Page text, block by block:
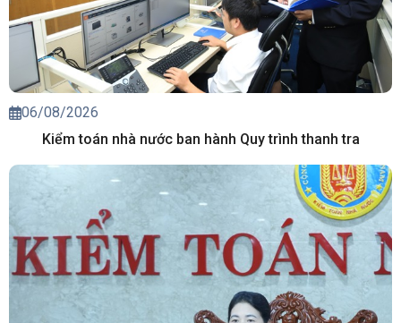
06/08/2026
Kiểm toán nhà nước ban hành Quy trình thanh tra